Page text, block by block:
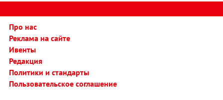
Про нас
Реклама на сайте
Ивенты
Редакция
Политики и стандарты
Пользовательское соглашение